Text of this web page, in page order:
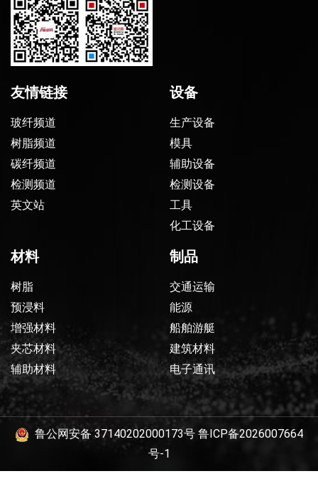
友情链接
玻纤频道
树脂频道
碳纤频道
检测频道
英文站
设备
生产设备
模具
辅助设备
检测设备
工具
化工设备
材料
树脂
预浸料
增强材料
夹芯材料
辅助材料
制品
交通运输
能源
船舶游艇
建筑材料
电子通讯
鲁公网安备 37140202000173号 鲁ICP备2026007664
号-1